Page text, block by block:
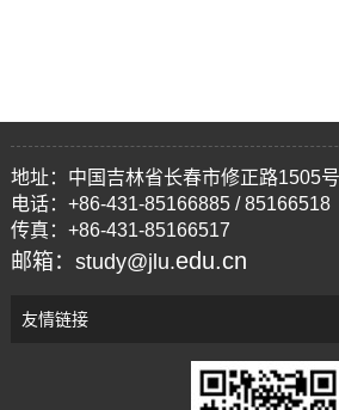
地址：中国吉林省长春市修正路1505
电话：+86-431-85166885 / 85166518
传真：+86-431-85166517
邮箱：study@jlu.edu.cn
友情链接